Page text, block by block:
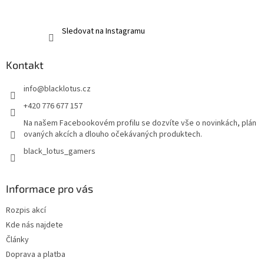
Sledovat na Instagramu
Kontakt
info@blacklotus.cz
+420 776 677 157
Na našem Facebookovém profilu se dozvíte vše o novinkách, plán
ovaných akcích a dlouho očekávaných produktech.
black_lotus_gamers
Informace pro vás
Rozpis akcí
Kde nás najdete
Články
Doprava a platba